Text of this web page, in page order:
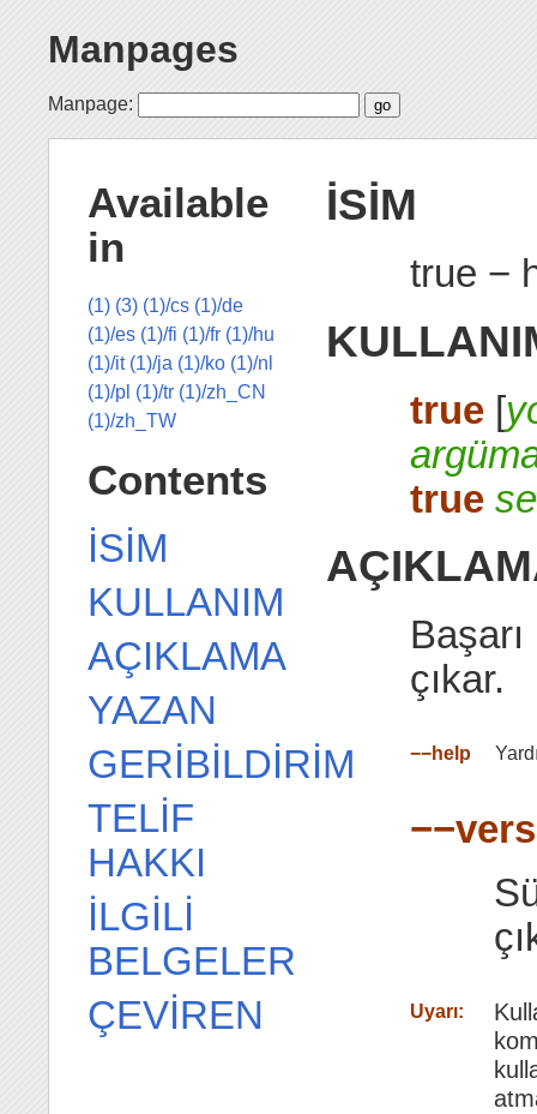
Manpages
Manpage:
İSİM
true −
true[
true
çıkar.
−−help
Uyarı:
Available
in
(1) (3) (1)/cs (1)/de
(1)/es (1)/fi (1)/fr (1)/hu
(1)/it (1)/ja (1)/ko (1)/nl
(1)/pl (1)/tr (1)/zh_CN
(1)/zh_TW
Contents
İSİM
KULLANIM
AÇIKLAMA
YAZAN
GERİBİLDİRİM
TELİF
HAKKI
İLGİLİ
BELGELER
ÇEVİREN